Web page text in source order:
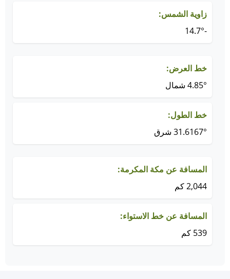
زاوية الشمس:
-14.7°
خط العرض:
4.85° شمال
خط الطول:
31.6167° شرق
المسافة عن مكة المكرمة:
2,044 كم
المسافة عن خط الاستواء:
539 كم